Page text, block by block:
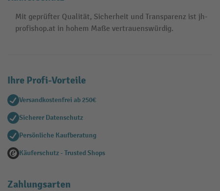
Mit geprüfter Qualität, Sicherheit und Transparenz ist jh-
profishop.at in hohem Maße vertrauenswürdig.
Ihre Profi-Vorteile
Versandkostenfrei ab 250€
Sicherer Datenschutz
Persönliche Kaufberatung
Käuferschutz - Trusted Shops
Zahlungsarten